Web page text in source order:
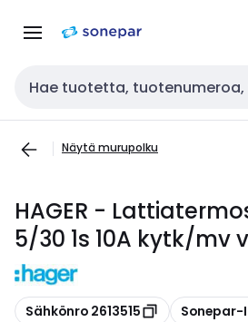
navigointiinsisältöön
Haku
Näytä murupolku
HAGER -
5/30 1s 10A kytk/mv
Kopioi
Sähkönro 2613515 Kopioi
Sonepar-